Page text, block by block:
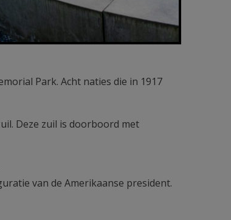
Park. Acht naties die in 1917
Deze zuil is doorboord met
van de Amerikaanse president.